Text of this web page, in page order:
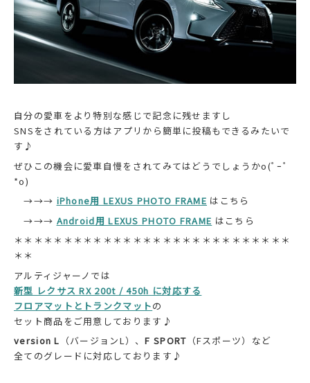
自分の愛車をより特別な感じで記念に残せますし
SNSをされている方はアプリから簡単に投稿もできるみたいで
す♪
ぜひこの機会に愛車自慢をされてみてはどうでしょうかo(ﾟｰﾟ
*o)
→→→ iPhone用 LEXUS PHOTO FRAME はこちら
→→→ Android用 LEXUS PHOTO FRAME はこちら
＊＊＊＊＊＊＊＊＊＊＊＊＊＊＊＊＊＊＊＊＊＊＊＊＊＊＊＊
＊＊
アルティジャーノでは
新型 レクサス RX 200t / 450h に対応する
フロアマットとトランクマットの
セット商品をご用意しております♪
version L （バージョンL）、F SPORT （Fスポーツ）など
全てのグレードに対応しております♪